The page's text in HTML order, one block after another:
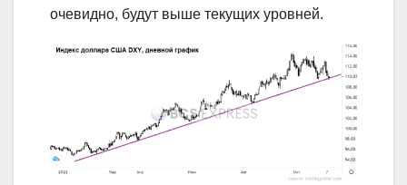
очевидно, будут выше текущих уровней.